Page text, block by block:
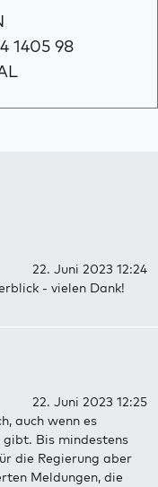
1405 98
22. Juni 2023 12:24
- vielen Dank!
22. Juni 2023 12:25
auch wenn es
gibt. Bis mindestens
die Regierung aber
Meldungen, die